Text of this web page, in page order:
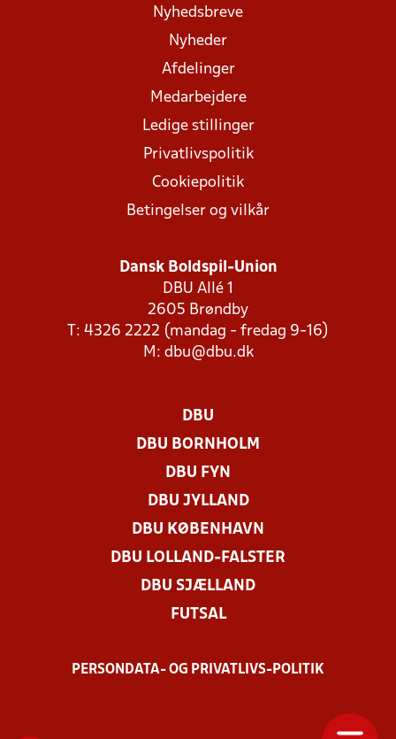
Nyhedsbreve
Nyheder
Afdelinger
Medarbejdere
Ledige stillinger
Privatlivspolitik
Cookiepolitik
Betingelser og vilkår
Dansk Boldspil-Union
DBU Allé 1
2605 Brøndby
T: 4326 2222 (mandag - fredag 9-16)
M: dbu@dbu.dk
DBU
DBU BORNHOLM
DBU FYN
DBU JYLLAND
DBU KØBENHAVN
DBU LOLLAND-FALSTER
DBU SJÆLLAND
FUTSAL
PERSONDATA- OG PRIVATLIVS-POLITIK